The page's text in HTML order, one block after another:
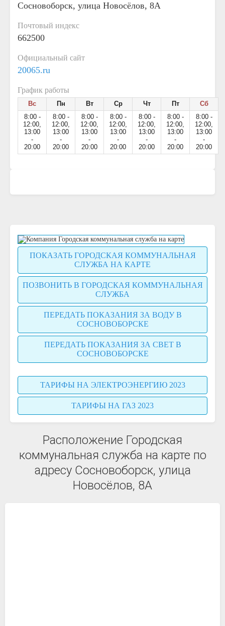
Сосновоборск, улица Новосёлов, 8А
Почтовый индекс
662500
Официальный сайт
20065.ru
График работы
Вс Пн Вт Ср Чт Пт
Сб
8:00 -
12:00,
13:00
-
20:00
8:00 -
12:00,
13:00
-
20:00
8:00 -
12:00,
13:00
-
20:00
8:00 -
12:00,
13:00
-
20:00
8:00 -
12:00,
13:00
-
20:00
8:00 -
12:00,
13:00
-
20:00
8:00 -
12:00,
13:00
-
20:00
ПОКАЗАТЬ ГОРОДСКАЯ КОММУНАЛЬНАЯ
СЛУЖБА НА КАРТЕ
ПОЗВОНИТЬ В ГОРОДСКАЯ КОММУНАЛЬНАЯ
СЛУЖБА
ПЕРЕДАТЬ ПОКАЗАНИЯ ЗА ВОДУ В
СОСНОВОБОРСКЕ
ПЕРЕДАТЬ ПОКАЗАНИЯ ЗА СВЕТ В
СОСНОВОБОРСКЕ
ТАРИФЫ НА ЭЛЕКТРОЭНЕРГИЮ 2023
ТАРИФЫ НА ГАЗ 2023
Расположение Городская
коммунальная служба на карте по
адресу Сосновоборск, улица
Новосёлов, 8А